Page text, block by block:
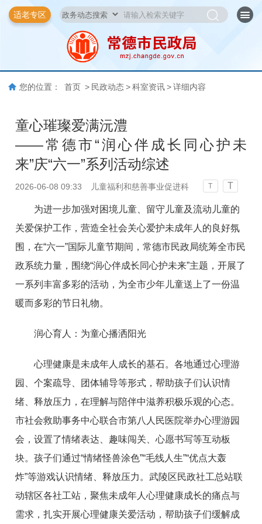
适老专区
您的位置： 首页 > 民政动态 > 科室资讯 > 详细内容
童心璀璨爱满沅澧
——常德市“润心伴成长同心护未
来”庆“六一”系列活动综述
2026-06-08 09:33 儿童福利和慈善事业促进科 T T
为进一步加强对困境儿童、留守儿童及流动儿童的
关爱保护工作，营造全社会关心爱护未成年人的良好氛
围，在“六一”国际儿童节期间，常德市民政局统筹全市民
政系统力量，围绕“润心伴成长同心护未来”主题，开展了
一系列丰富多彩的活动，为全市少年儿童送上了一份温
暖而多彩的节日礼物。
润心育人：为童心播洒阳光
心理健康是未成年人成长的基石。各地通过心理游
园、个案疏导、团体辅导等形式，帮助孩子们认识情
绪、释放压力，在理解与陪伴中滋养积极乐观的心态。
市社会救助事务中心联合市第八人民医院举办心理游园
会，设置了情绪表达、趣味闯关、心愿书写等互动板
块。孩子们通过“情绪怪兽涂色”“毛线人生”“优点大轰
炸”等游戏认识情绪、释放压力。武陵区民政社工总站联
动辖区各社工站，聚焦未成年人心理健康成长的痛点与
需求，扎实开展心理健康关爱活动，帮助孩子们缓解成